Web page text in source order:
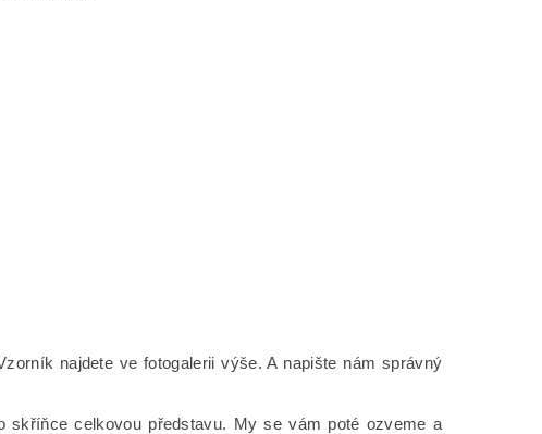
najdete ve fotogalerii výše. A napište nám správný
skříňce celkovou představu. My se vám poté ozveme a